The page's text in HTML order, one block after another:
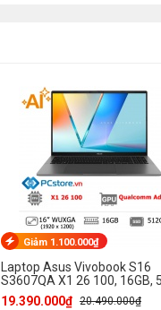
Giảm 1.100.000₫
Laptop Asus Vivobook S16
S3607QA X1 26 100, 16GB,
WUXGA OLED
19.390.000₫ 20.490.000₫